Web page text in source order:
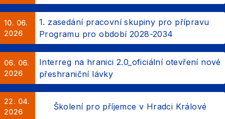
10. 06.
2026
1. zasedání pracovní skupiny pro přípravu
Programu pro období 2028-2034
06. 06.
2026
Interreg na hranici 2.0_oficiální otevření nové
přeshraniční lávky
22. 04.
2026
Školení pro příjemce v Hradci Králové